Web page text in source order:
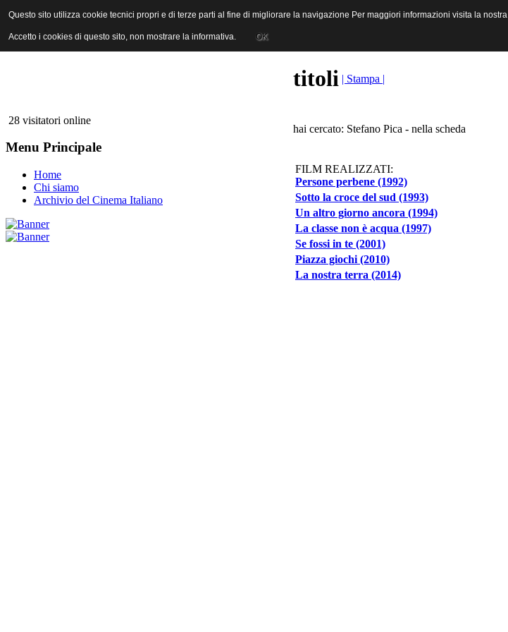
ANICA | Associazione Nazionale Industrie Cinematografiche Audiovisive e Multimediali
28 visitatori online
Menu Principale
Home
Chi siamo
Archivio del Cinema Italiano
titoli | Stampa |
hai cercato: Stefano Pica - nella scheda
FILM REALIZZATI:
Persone perbene (1992)
Sotto la croce del sud (1993)
Un altro giorno ancora (1994)
La classe non è acqua (1997)
Se fossi in te (2001)
Piazza giochi (2010)
La nostra terra (2014)
Questo sito utilizza cookie tecnici propri e di terze parti al fine di migliorare la navigazione Per maggiori informazioni visita la nostra
Accetto i cookies di questo sito, non mostrare la informativa. OK
Questo sito utilizza cookie tecnici propri e di terze parti al fine di migliorare la navigazione Per maggiori informazioni visita la nostra
Accetto i cookies di questo sito, non mostrare la informativa. OK